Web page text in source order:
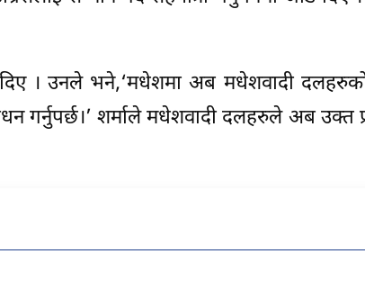
दिए । उनले भने,‘मधेशमा अब मधेशवादी
गर्नुपर्छ।’ शर्माले मधेशवादी दलहरुले अब